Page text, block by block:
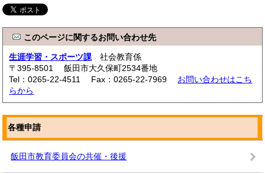
このページに関するお問い合わせ先
生涯学習・スポーツ課 社会教育係
〒395-8501 飯田市大久保町2534番地
Tel：0265-22-4511 Fax：0265-22-7969 お問い合わせはこち
らから
各種申請
飯田市教育委員会の共催・後援